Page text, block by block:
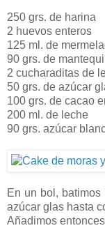
250 grs. de harina
2 huevos enteros
125 ml. de
90 grs. de
2 cucharaditas de
50 grs. de azúcar
100 grs. de cacao
200 ml. de leche
90 grs. azúcar
En un bol,
azúcar glas hasta
Añadimos